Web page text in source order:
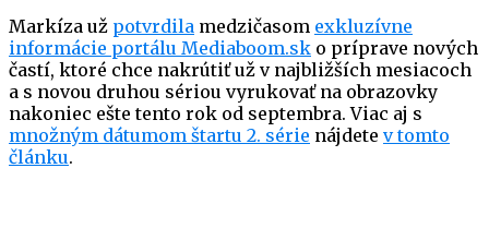
Markíza už potvrdila medzičasom exkluzívne
informácie portálu Mediaboom.sk o príprave nových
častí, ktoré chce nakrútiť už v najbližších mesiacoch
a s novou druhou sériou vyrukovať na obrazovky
nakoniec ešte tento rok od septembra. Viac aj s
množným dátumom štartu 2. série nájdete v tomto
článku.